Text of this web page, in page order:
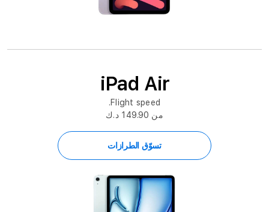
iPad Air
Flight speed.
من 149.90 د.ك
تسوّق الطرازات